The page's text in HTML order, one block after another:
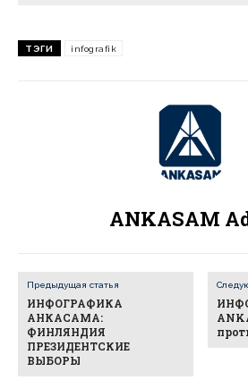
ТЭГИ infografik
ANKASAM
Предыдущая статья
ИНФОГРАФИКА
АНКАСАМА:
ФИНЛЯНДИЯ
ПРЕЗИДЕНТСКИЕ
ВЫБОРЫ